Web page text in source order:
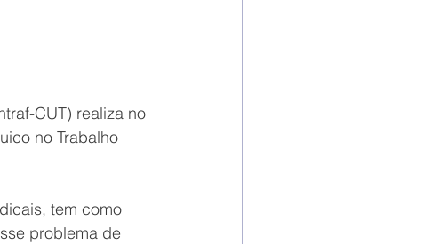
CUT) realiza no
no Trabalho
tem como
problema de